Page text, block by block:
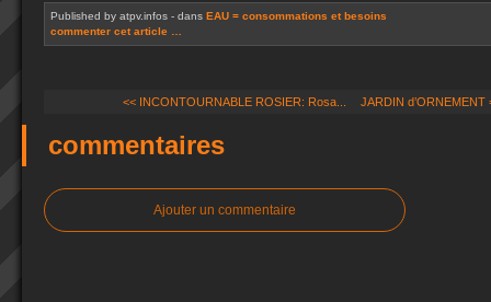
Published by atpv.infos - dans EAU = consommations et besoins
commenter cet article
<< INCONTOURNABLE ROSIER: Rosa... JARDIN d’ORNEMENT
commentaires
Ajouter un commentaire